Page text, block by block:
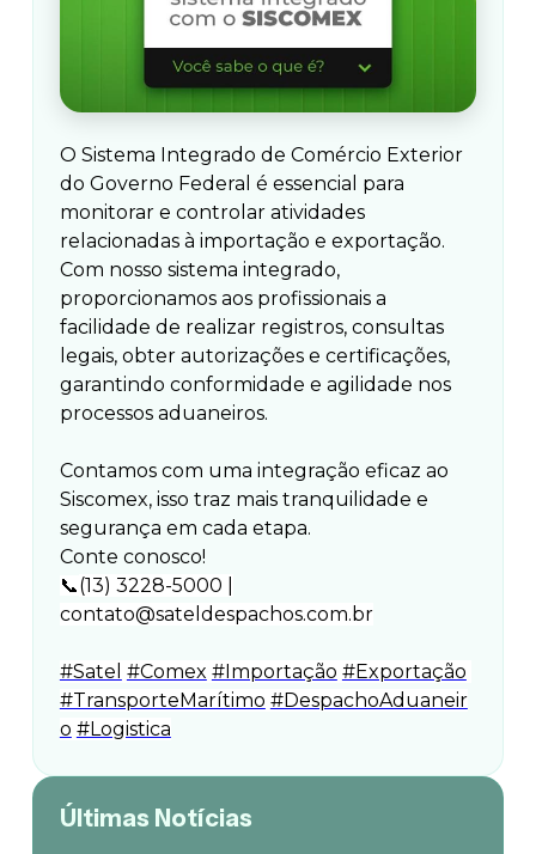
O Sistema Integrado de Comércio Exterior
do Governo Federal é essencial para
monitorar e controlar atividades
relacionadas à importação e exportação.
Com nosso sistema integrado,
proporcionamos aos profissionais a
facilidade de realizar registros, consultas
legais, obter autorizações e certificações,
garantindo conformidade e agilidade nos
processos aduaneiros.
Contamos com uma integração eficaz ao
Siscomex, isso traz mais tranquilidade e
segurança em cada etapa.
Conte conosco!
📞(13) 3228-5000 |
contato@sateldespachos.com.br
#Satel #Comex #Importação #Exportação
#TransporteMarítimo #DespachoAduaneir
o #Logistica
Últimas Notícias